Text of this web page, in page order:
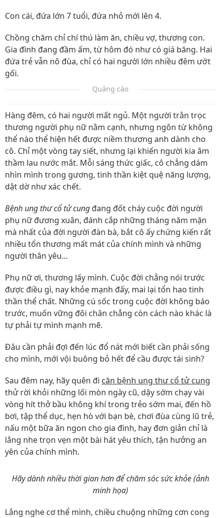
Con cái, đứa lớn 7 tuổi, đứa nhỏ mới lên 4.
Chồng chăm chỉ chí thú làm ăn, chiều vợ, thương con.
Gia đình đang đầm ấm, từ hôm đó như có giá băng. Hai
đứa trẻ vẫn nô đùa, chỉ có hai người lớn nhiều đêm ướt
gối.
Quảng cáo
Hàng đêm, có hai người mất ngủ. Một người trằn trọc
thương người phụ nữ nằm cạnh, nhưng ngôn từ không
thể nào thể hiện hết được niềm thương anh dành cho
cô. Chỉ một vòng tay siết, nhưng lại khiến người kia âm
thầm lau nước mắt. Mỗi sáng thức giấc, cô chẳng dám
nhìn mình trong gương, tinh thần kiệt quệ năng lượng,
dật dờ như xác chết.
Bệnh ung thư cổ tử cung đang đốt cháy cuộc đời người
phụ nữ đương xuân, đánh cắp những tháng năm mặn
mà nhất của đời người đàn bà, bắt cô ấy chứng kiến rất
nhiều tổn thương mất mát của chính mình và những
người thân yêu...
Phụ nữ ơi, thương lấy mình. Cuộc đời chẳng nói trước
được điều gì, nay khỏe mạnh đấy, mai lại tổn hao tinh
thần thể chất. Những cú sốc trong cuộc đời không báo
trước, muốn vững đôi chân chẳng còn cách nào khác là
tự phải tự mình mạnh mẽ.
Đâu cần phải đợi đến lúc đổ nát mới biết cần phải sống
cho mình, mới vội buông bỏ hết để cầu được tái sinh?
Sau đêm nay, hãy quên đi căn bệnh ung thư cổ tử cung
thử rời khỏi những lối mòn ngày cũ, dậy sớm chạy vài
vòng hít thở bầu không khí trong trẻo sớm mai, đến hồ
bơi, tập thể dục, hẹn hò với bạn bè, chơi đùa cùng lũ trẻ,
nấu một bữa ăn ngon cho gia đình, hay đơn giản chỉ là
lắng nhe trọn vẹn một bài hát yêu thích, tận hưởng an
yên của chính mình.
Hãy dành nhiều thời gian hơn để chăm sóc sức khỏe (ảnh
minh họa)
Lắng nghe cơ thể mình, chiều chuộng những cơn cong